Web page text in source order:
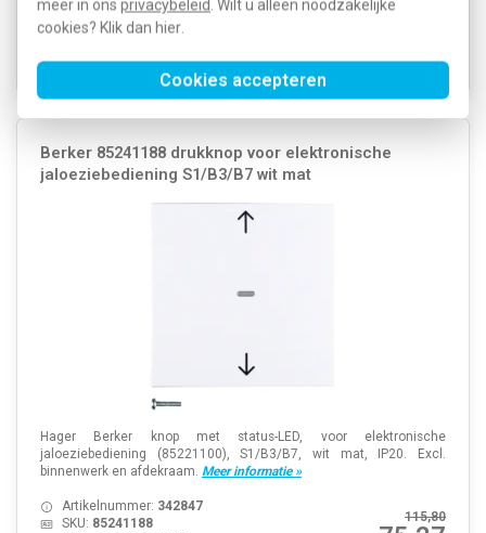
meer in ons privacybeleid. Wilt u alleen noodzakelijke
cookies? Klik dan hier.
Cookies accepteren
Verwachte levertijd: 1-2 weken
Berker 85241188 drukknop voor elektronische
jaloeziebediening S1/B3/B7 wit mat
Hager Berker knop met status-LED, voor elektronische
jaloeziebediening (85221100), S1/B3/B7, wit mat, IP20. Excl.
binnenwerk en afdekraam. Meer informatie »
115,80
Artikelnummer: 342847
SKU: 85241188